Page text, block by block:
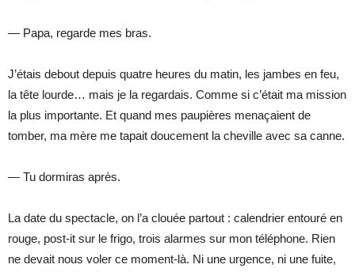
— Papa, regarde mes bras.
J’étais debout depuis quatre heures du matin, les jambes en feu,
la tête lourde… mais je la regardais. Comme si c’était ma mission
la plus importante. Et quand mes paupières menaçaient de
tomber, ma mère me tapait doucement la cheville avec sa canne.
— Tu dormiras après.
La date du spectacle, on l’a clouée partout : calendrier entouré en
rouge, post-it sur le frigo, trois alarmes sur mon téléphone. Rien
ne devait nous voler ce moment-là. Ni une urgence, ni une fuite,